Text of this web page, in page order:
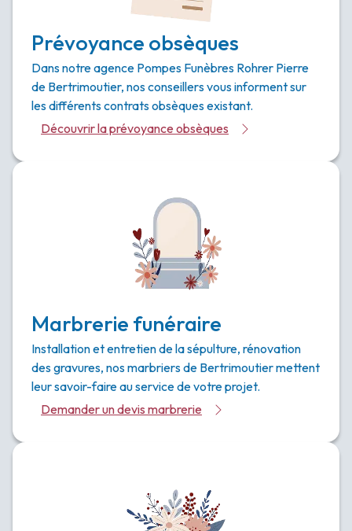
Prévoyance obsèques
Dans notre agence Pompes Funèbres Rohrer Pierre
de Bertrimoutier, nos conseillers vous informent sur
les différents contrats obsèques existant.
Découvrir la prévoyance obsèques
Marbrerie funéraire
Installation et entretien de la sépulture, rénovation
des gravures, nos marbriers de Bertrimoutier mettent
leur savoir-faire au service de votre projet.
Demander un devis marbrerie